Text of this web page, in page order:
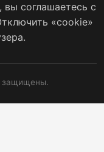
соглашаетесь с
«cookie»
защищены.